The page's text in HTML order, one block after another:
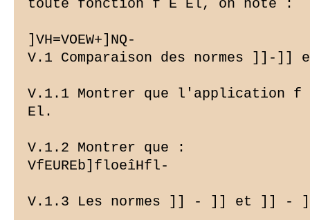
toute fonction f E El, on note :
]VH=VOEW+]NQ-
V.1 Comparaison des normes ]]-
V.1.1 Montrer que
El.
V.1.2 Montrer que :
VfEUREb]floeîHfl-
V.1.3 Les normes ]] - ]] et ]] -